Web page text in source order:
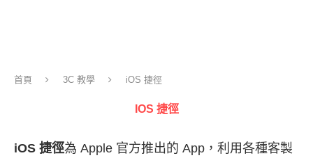
首頁 3C 教學 iOS 捷徑
IOS 捷徑
iOS 捷徑為 Apple 官方推出的 App，利用各種客製